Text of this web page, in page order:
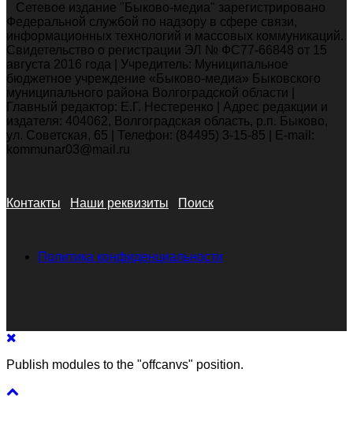
Сетевое издание "Быково-медиа" зарегистрировано
Федеральной службой по надзору в сфере связи,
информационных технологий и массовых коммуникаций.
Свидетельство о регистрации ЭЛ № ФС77-66848 от 15
августа 2016 года | Учредитель: Муниципальное
бюджетное учреждение «Быково-медиа» Быковского
муниципального района Волгоградской области |
Главный редактор: Е.Г. Нестеренко | Адрес редакции и
издателя: 404062, Волгоградская область, р.п. Быково,
ул. Советская, 65 | Телефон: (84495) 3-15-85 | E-mail:
kommunar03@mail.ru
Контакты Наши реквизиты Поиск
Политика конфиденциальности
Publish modules to the "offcanvs" position.